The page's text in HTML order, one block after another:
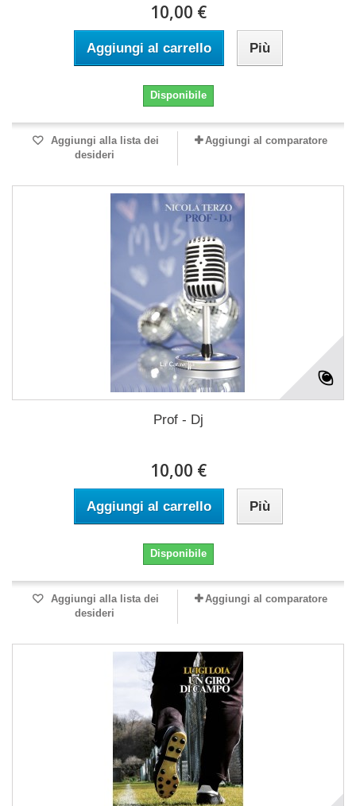
10,00 €
Aggiungi al carrello Più
Disponibile
Aggiungi alla lista dei
desideri
Aggiungi al comparatore
Prof - Dj
10,00 €
Aggiungi al carrello Più
Disponibile
Aggiungi alla lista dei
desideri
Aggiungi al comparatore